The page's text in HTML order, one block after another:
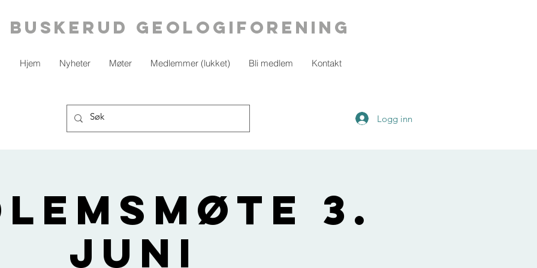
BUSKERUD geologiforening
Hjem Nyheter Møter Medlemmer (lukket) Bli medlem Kontakt
Logg inn
3.
juni